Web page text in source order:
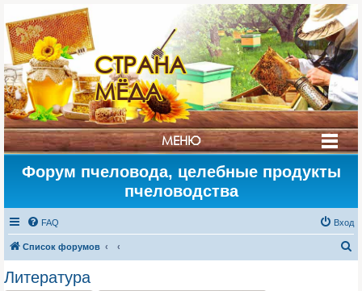
СТРАНА
МЁДА
МЕНЮ
Форум пчеловода, целебные продукты
пчеловодства
FAQ Вход
Список форумов
Литература